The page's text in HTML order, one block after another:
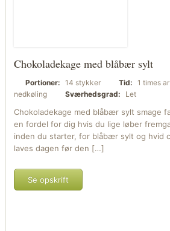
Chokoladekage med blåbær sylt
Portioner: 14 stykker Tid: 1 times
nedkøling
Sværhedsgrad: Let
Chokoladekage med blåbær sylt smage
en fordel for dig hvis du lige løber
inden du starter, for blåbær sylt og hvid
laves dagen før den […]
Se opskrift